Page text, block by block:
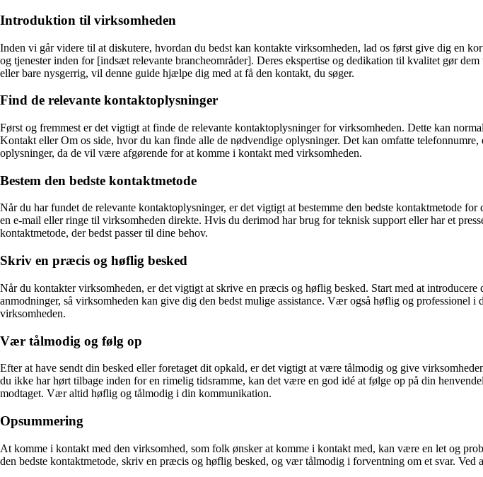
Introduktion til virksomheden
Inden vi går videre til at diskutere, hvordan du bedst kan kontakte virksomheden, lad os først give dig en
og tjenester inden for [indsæt relevante brancheområder]. Deres ekspertise og dedikation til kvalitet gør
eller bare nysgerrig, vil denne guide hjælpe dig med at få den kontakt, du søger.
Find de relevante kontaktoplysninger
Først og fremmest er det vigtigt at finde de relevante kontaktoplysninger for virksomheden. Dette kan
Kontakt eller Om os side, hvor du kan finde alle de nødvendige oplysninger. Det kan omfatte
oplysninger, da de vil være afgørende for at komme i kontakt med virksomheden.
Bestem den bedste kontaktmetode
Når du har fundet de relevante kontaktoplysninger, er det vigtigt at bestemme den bedste kontaktmetode
en e-mail eller ringe til virksomheden direkte. Hvis du derimod har brug for teknisk support eller har et
kontaktmetode, der bedst passer til dine behov.
Skriv en præcis og høflig besked
Når du kontakter virksomheden, er det vigtigt at skrive en præcis og høflig besked. Start med at
anmodninger, så virksomheden kan give dig den bedst mulige assistance. Vær også høflig og
virksomheden.
Vær tålmodig og følg op
Efter at have sendt din besked eller foretaget dit opkald, er det vigtigt at være tålmodig og give
du ikke har hørt tilbage inden for en rimelig tidsramme, kan det være en god idé at følge op på din
modtaget. Vær altid høflig og tålmodig i din kommunikation.
Opsummering
At komme i kontakt med den virksomhed, som folk ønsker at komme i kontakt med, kan være en let og
den bedste kontaktmetode, skriv en præcis og høflig besked, og vær tålmodig i forventning om et svar.